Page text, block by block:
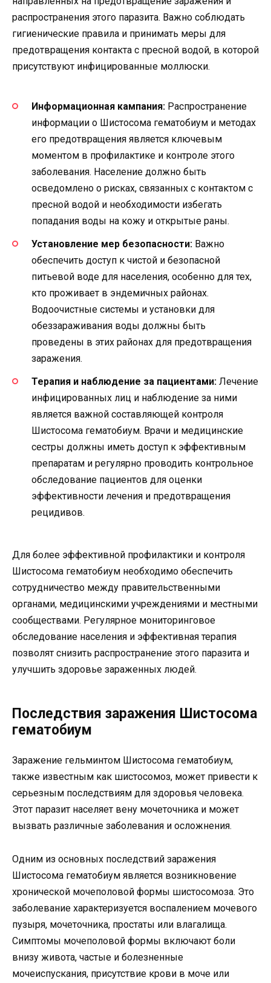
распространения этого паразита. Важно соблюдать
гигиенические правила и принимать меры для
предотвращения контакта с пресной водой, в которой
присутствуют инфицированные моллюски.
Информационная кампания: Распространение
информации о Шистосома гематобиум и методах
его предотвращения является ключевым
моментом в профилактике и контроле этого
заболевания. Население должно быть
осведомлено о рисках, связанных с контактом с
пресной водой и необходимости избегать
попадания воды на кожу и открытые раны.
Установление мер безопасности: Важно
обеспечить доступ к чистой и безопасной
питьевой воде для населения, особенно для тех,
кто проживает в эндемичных районах.
Водоочистные системы и установки для
обеззараживания воды должны быть
проведены в этих районах для предотвращения
заражения.
Терапия и наблюдение за пациентами: Лечение
инфицированных лиц и наблюдение за ними
является важной составляющей контроля
Шистосома гематобиум. Врачи и медицинские
сестры должны иметь доступ к эффективным
препаратам и регулярно проводить контрольное
обследование пациентов для оценки
эффективности лечения и предотвращения
рецидивов.
Для более эффективной профилактики и контроля
Шистосома гематобиум необходимо обеспечить
сотрудничество между правительственными
органами, медицинскими учреждениями и местными
сообществами. Регулярное мониторинговое
обследование населения и эффективная терапия
позволят снизить распространение этого паразита и
улучшить здоровье зараженных людей.
Последствия заражения Шистосома
гематобиум
Заражение гельминтом Шистосома гематобиум,
также известным как шистосомоз, может привести к
серьезным последствиям для здоровья человека.
Этот паразит населяет вену мочеточника и может
вызвать различные заболевания и осложнения.
Одним из основных последствий заражения
Шистосома гематобиум является возникновение
хронической мочеполовой формы шистосомоза. Это
заболевание характеризуется воспалением мочевого
пузыря, мочеточника, простаты или влагалища.
Симптомы мочеполовой формы включают боли
внизу живота, частые и болезненные
мочеиспускания, присутствие крови в моче или